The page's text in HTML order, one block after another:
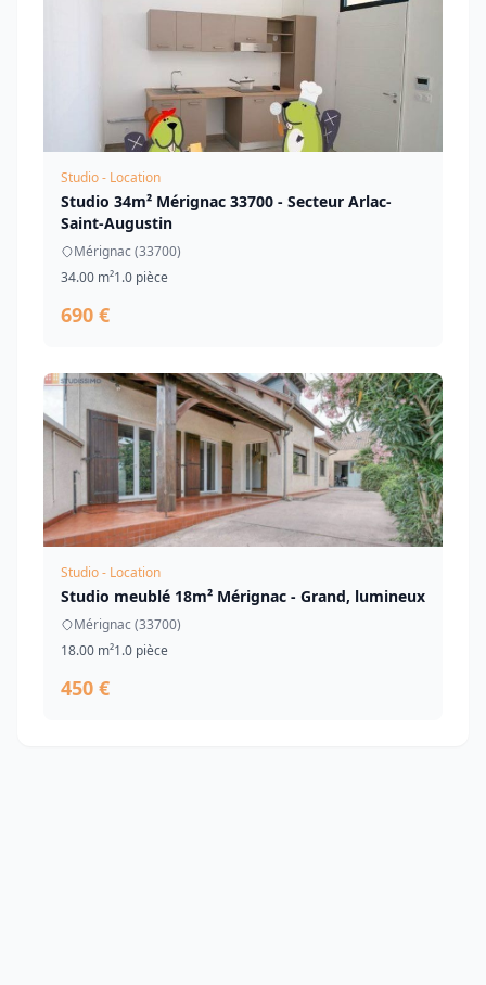
Studio - Location
Studio 34m² Mérignac 33700 - Secteur Arlac-
Saint-Augustin
Mérignac (33700)
34.00 m²1.0 pièce
690 €
Studio - Location
Studio meublé 18m² Mérignac - Grand, lumineux
Mérignac (33700)
18.00 m²1.0 pièce
450 €